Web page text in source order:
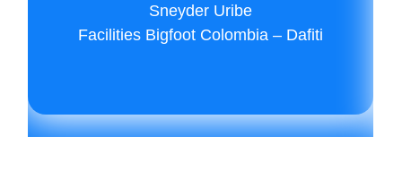
Sneyder Uribe
Facilities Bigfoot Colombia – Dafiti